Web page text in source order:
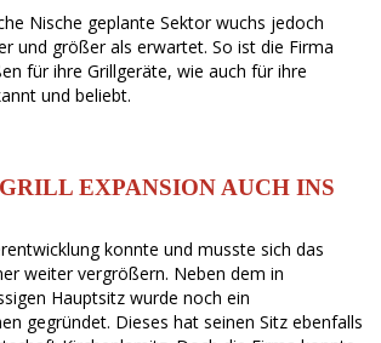
Nische geplante Sektor wuchs jedoch
und größer als erwartet. So ist die Firma
für ihre Grillgeräte, wie auch für ihre
und beliebt.
EXPANSION AUCH INS
konnte und musste sich das
weiter vergrößern. Neben dem in
Hauptsitz wurde noch ein
gegründet. Dieses hat seinen Sitz ebenfalls